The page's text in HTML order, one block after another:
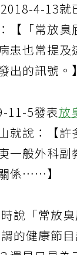
4-13就
【「常放
患也常提
出的訊號。】
11-5發表放
就說：【
一般外科
係……】
說「常放
的健康節